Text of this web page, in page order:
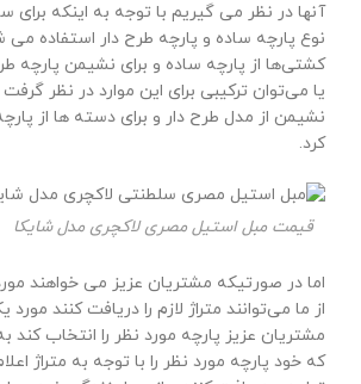
آنها در نظر می گیریم با توجه به اینکه برای
نوع پارچه ساده و پارچه طرح دار استفاده می
کشتی‌ها از پارچه ساده و برای نشیمن پارچه
یا می‌توان ترکیبی برای این موارد در نظر
نشیمن از مدل طرح دار و برای دسته ها از
کرد.
قیمت مبل استیل مصری لاکچری مدل شایکا
اما در صورتیکه مشتریان عزیز می خواهند
از ما می‌توانند متراژ لازم را دریافت کنند
مشتریان عزیز پارچه مورد نظر را انتخاب
که خود پارچه مورد نظر را با توجه به متراژ